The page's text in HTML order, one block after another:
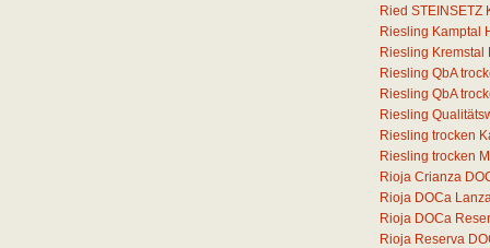
Ried STEINSETZ
Riesling Kamptal
Riesling
Riesling QbA
Riesling QbA
Riesling
Riesling trocken
Riesling trocken
Rioja Crianza
Rioja DOCa
Rioja DOCa
Rioja Reserva